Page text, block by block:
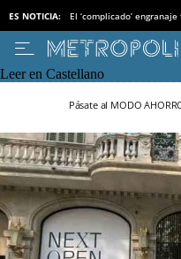
ES NOTICIA: El ‘complicado’
Leer en Castellano
Pásate al MODO